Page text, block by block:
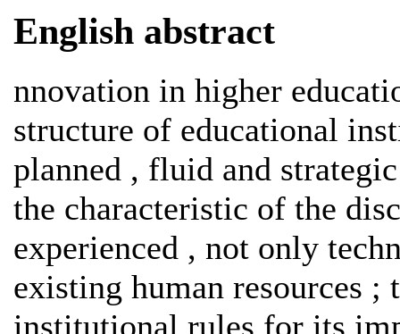
English abstract
nnovation in higher
structure of educational
planned , fluid and
the characteristic of the
experienced , not only
existing human resources ;
institutional rules for its